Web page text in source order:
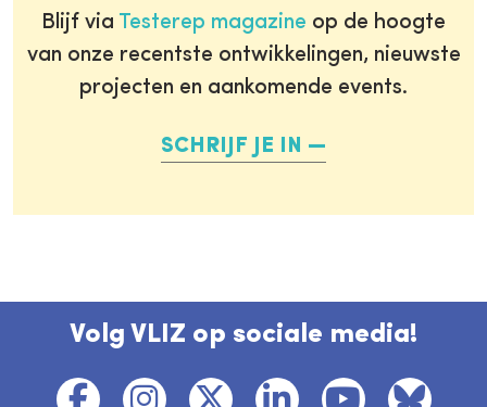
Blijf via Testerep magazine op de hoogte
van onze recentste ontwikkelingen, nieuwste
projecten en aankomende events.
SCHRIJF JE IN
Volg VLIZ op sociale media!